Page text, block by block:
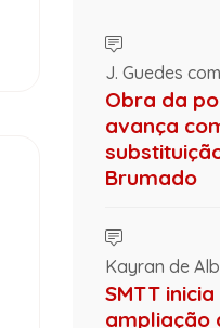
J. Guedes
Obra da
avança
Brumado
Kayran de
SMTT
ampliação